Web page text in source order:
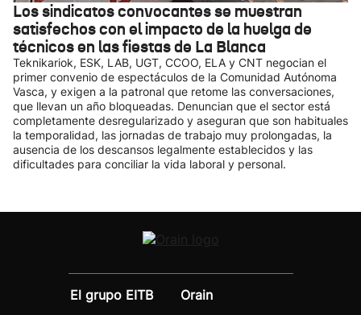
Los sindicatos convocantes se muestran
satisfechos con el impacto de la huelga de
técnicos en las fiestas de La Blanca
Teknikariok, ESK, LAB, UGT, CCOO, ELA y CNT negocian el
primer convenio de espectáculos de la Comunidad Autónoma
Vasca, y exigen a la patronal que retome las conversaciones,
que llevan un año bloqueadas. Denuncian que el sector está
completamente desregularizado y aseguran que son habituales
la temporalidad, las jornadas de trabajo muy prolongadas, la
ausencia de los descansos legalmente establecidos y las
dificultades para conciliar la vida laboral y personal.
El grupo EITB
Orain